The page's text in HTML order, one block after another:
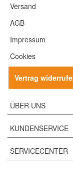
Versand
AGB
Impressum
Cookies
Vertrag
ÜBER UNS
KUNDENSERVICE
SERVICECENTER